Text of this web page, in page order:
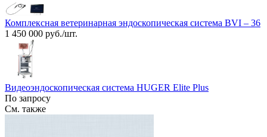
Комплексная ветеринарная эндоскопическая система BVI – 36
1 450 000 руб./шт.
Видеоэндоскопическая система HUGER Elite Plus
По запросу
См. также